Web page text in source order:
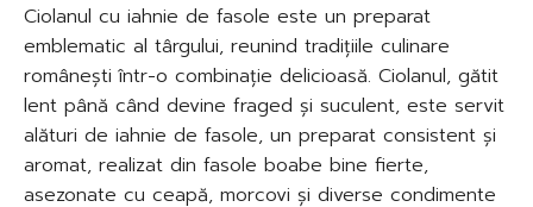
Ciolanul cu iahnie de fasole este un preparat
emblematic al târgului, reunind tradițiile culinare
românești într-o combinație delicioasă. Ciolanul, gătit
lent până când devine fraged și suculent, este servit
alături de iahnie de fasole, un preparat consistent și
aromat, realizat din fasole boabe bine fierte,
asezonate cu ceapă, morcovi și diverse condimente